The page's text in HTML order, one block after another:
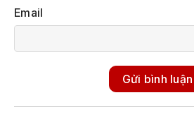
Email
Gửi bình luận